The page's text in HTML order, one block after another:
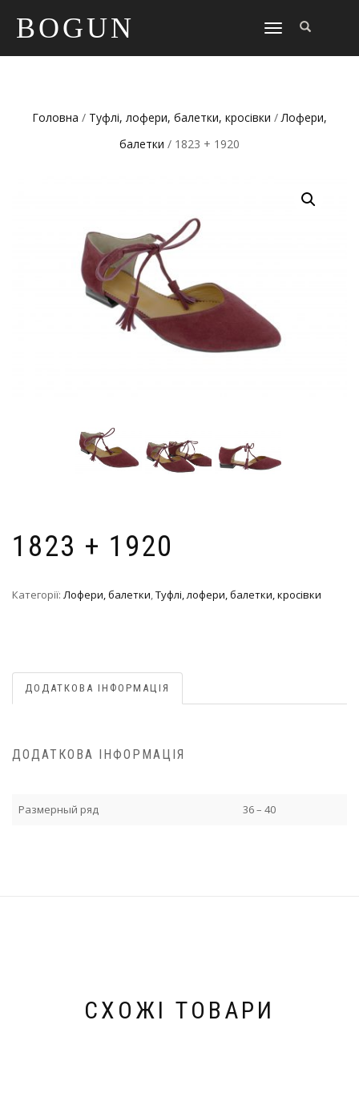
BOGUN
TOGGLE
Головна / Туфлі, лофери, балетки, кросівки /Лофери,
балетки / 1823 + 1920
1823 + 1920
Категорії: Лофери, балетки,Туфлі, лофери, балетки, кросівки
ДОДАТКОВА ІНФОРМАЦІЯ
ДОДАТКОВА ІНФОРМАЦІЯ
Размерный ряд 36 – 40
СХОЖІ ТОВАРИ